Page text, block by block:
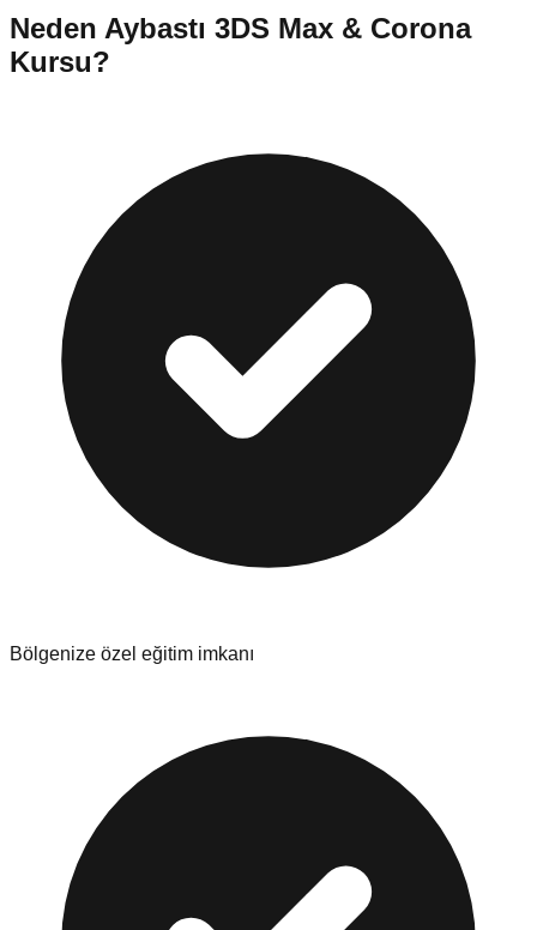
Neden Aybastı 3DS Max & Corona
Kursu?
Bölgenize özel eğitim imkanı